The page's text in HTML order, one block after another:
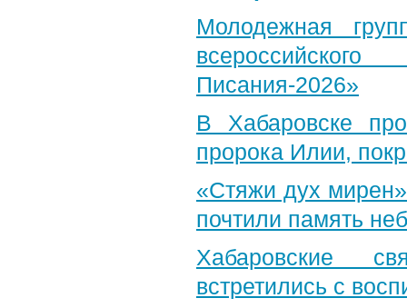
Молодежная
Писания-2026»
В Хабаровске
пророка Илии,
«Стяжи дух
почтили память
Хабаровские
встретились с